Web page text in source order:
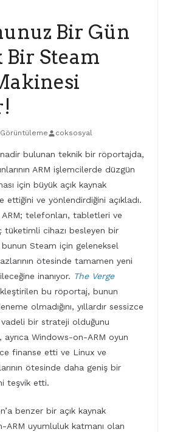
Bir Gün
Bir Steam
Görüntüleme coksosyal
bulunan teknik bir röportajda,
ARM işlemcilerde düzgün
için büyük açık kaynak
ettiğini ve yönlendirdiğini açıkladı.
telefonları, tabletleri ve
tüketimli cihazı besleyen bir
Steam için geleneksel
ötesinde tamamen yeni
inanıyor. The Verge
bu röportaj, bunun
olmadığını, yıllardır sessizce
bir strateji olduğunu
ayrıca Windows-on-ARM oyun
finanse etti ve Linux ve
ötesinde daha geniş bir
teşvik etti.
benzer bir açık kaynak
ARM uyumluluk katmanı olan